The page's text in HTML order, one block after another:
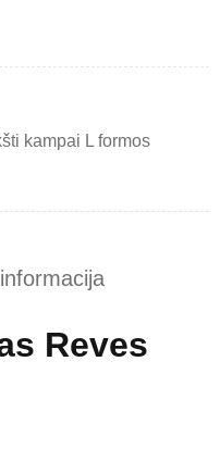
kampai L formos
Reves